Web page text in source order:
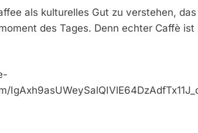
als kulturelles Gut zu verstehen,
des Tages. Denn echter Caffè ist